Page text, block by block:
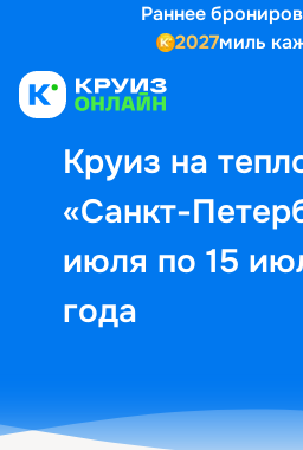
Раннее
2027миль
Круиз на
«Санкт-
июля по 15
года
Выбор